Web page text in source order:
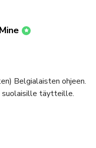
says:
Belgialaisten ohjeen.
suolaisille täytteille.